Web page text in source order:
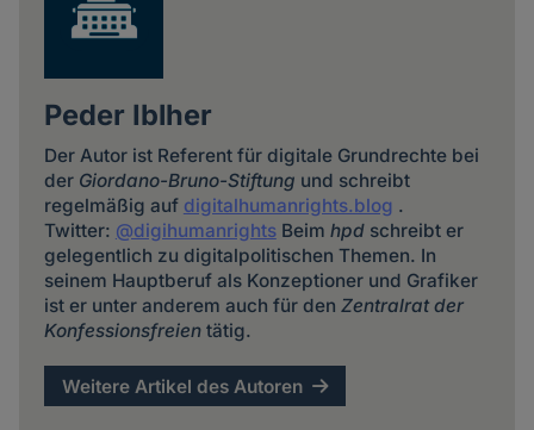
Peder Iblher
Der Autor ist Referent für digitale Grundrechte bei
der Giordano-Bruno-Stiftung und schreibt
regelmäßig auf digitalhumanrights.blog .
Twitter: @digihumanrightsBeim hpdschreibt er
gelegentlich zu digitalpolitischen Themen. In
seinem Hauptberuf als Konzeptioner und Grafiker
ist er unter anderem auch für den Zentralrat der
Konfessionsfreientätig.
Weitere Artikel des Autoren